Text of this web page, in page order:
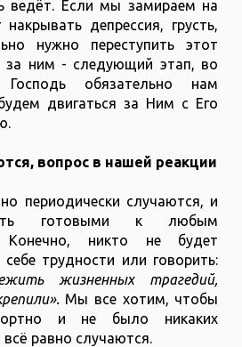
ведёт. Если мы замираем на
депрессия, грусть,
нужно переступить этот
за ним - следующий этап, во
обязательно нам
двигаться за Ним с Его
вопрос в нашей реакции
периодически случаются, и
готовыми к любым
Конечно, никто не будет
себе трудности или говорить:
жизненных трагедий,
Мы все хотим, чтобы
и не было никаких
равно случаются.